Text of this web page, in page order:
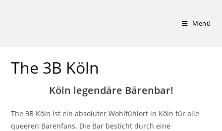
Menü
The 3B Köln
Köln legendäre Bärenbar!
The 3B Köln ist ein absoluter Wohlfühlort in Köln für alle
queeren Bärenfans. Die Bar besticht durch eine